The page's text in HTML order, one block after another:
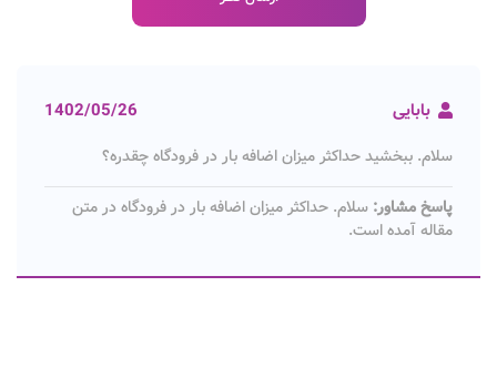
بابایی 1402/05/26
سلام. ببخشید حداکثر میزان اضافه بار در فرودگاه چقدره؟
پاسخ مشاور: سلام. حداکثر میزان اضافه بار در فرودگاه در متن
مقاله آمده است.